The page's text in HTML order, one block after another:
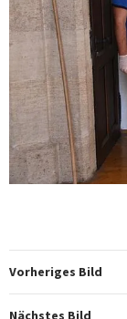
Vorheriges Bild
Nächstes Bild